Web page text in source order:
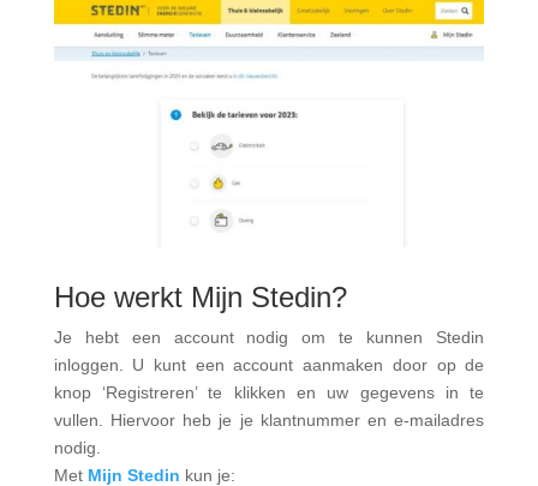
Hoe werkt Mijn Stedin?
Je hebt een account nodig om te kunnen Stedin
inloggen. U kunt een account aanmaken door op de
knop ‘Registreren’ te klikken en uw gegevens in te
vullen. Hiervoor heb je je klantnummer en e-mailadres
nodig.
Met Mijn Stedin kun je: